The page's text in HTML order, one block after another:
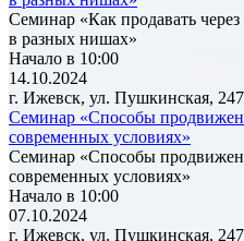
Семинар «Как продавать
в разных нишах»
Начало в 10:00
14.10.2024
г. Ижевск, ул. Пушкинская,
Семинар «Способы
современных условиях»
Семинар «Способы
современных условиях»
Начало в 10:00
07.10.2024
г. Ижевск, ул. Пушкинская,